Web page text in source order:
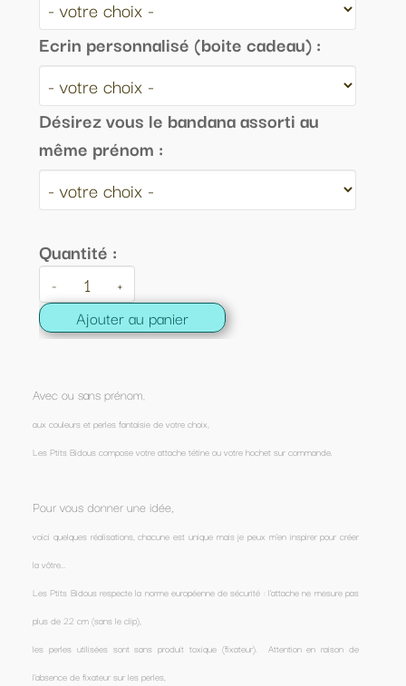
Ecrin personnalisé (boite cadeau) :
Désirez vous le bandana assorti au
même prénom :
Quantité :
- +
Ajouter au panier
Avec ou sans prénom,
aux couleurs et perles fantaisie de votre choix,
Les Ptits Bidous compose votre attache tétine ou votre hochet sur commande.
Pour vous donner une idée,
voici quelques réalisations, chacune est unique mais je peux m'en inspirer pour créer
la vôtre...
Les Ptits Bidous respecte la norme européenne de sécurité : l'attache ne mesure pas
plus de 22 cm (sans le clip),
les perles utilisées sont sans produit toxique (fixateur). Attention en raison de
l'absence de fixateur sur les perles,